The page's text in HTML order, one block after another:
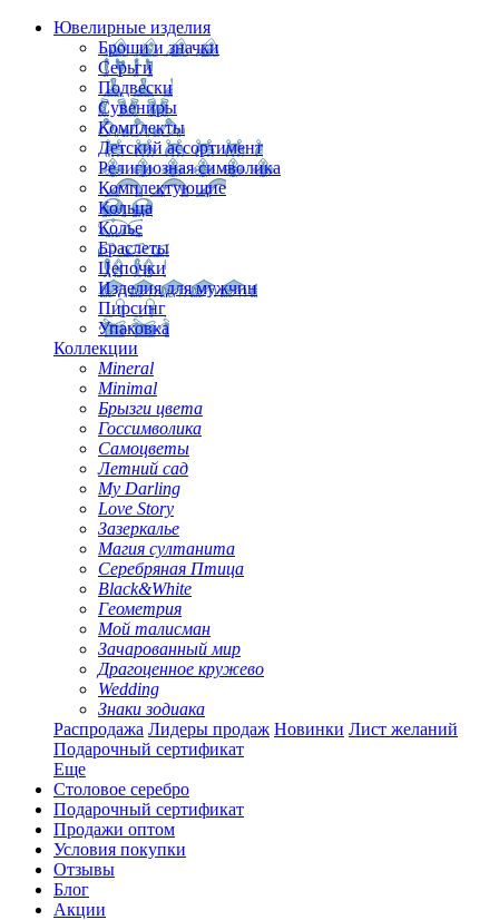
Ювелирные изделия
Броши и значки
Серьги
Подвески
Сувениры
Комплекты
Детский ассортимент
Религиозная символика
Комплектующие
Кольца
Колье
Браслеты
Цепочки
Изделия для мужчин
Пирсинг
Упаковка
Коллекции
Mineral
Minimal
Брызги цвета
Госсимволика
Самоцветы
Летний сад
My Darling
Love Story
Зазеркалье
Магия султанита
Серебряная Птица
Black&White
Геометрия
Мой талисман
Зачарованный мир
Драгоценное кружево
Wedding
Знаки зодиака
Распродажа Лидеры продаж Новинки Лист желаний
Подарочный сертификат
Еще
Столовое серебро
Подарочный сертификат
Продажи оптом
Условия покупки
Отзывы
Блог
Акции